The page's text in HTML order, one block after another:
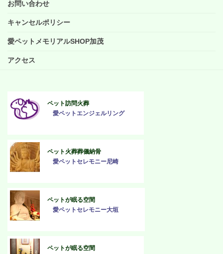
お問い合わせ
キャンセルポリシー
愛ペットメモリアルSHOP加茂
アクセス
ペット訪問火葬
愛ペットエンジェルリング
ペット火葬葬儀納骨
愛ペットセレモニー尼崎
ペットが眠る空間
愛ペットセレモニー大垣
ペットが眠る空間